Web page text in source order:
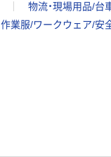
物流・現場用品/台
作業服/ワークウェア/安